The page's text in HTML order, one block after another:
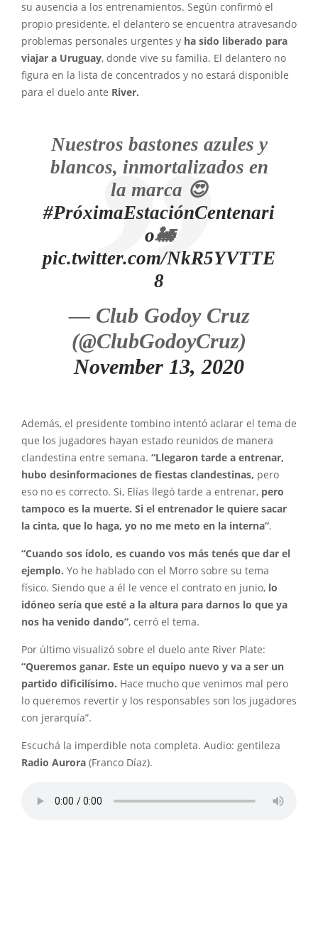
su ausencia a los entrenamientos. Según confirmó el
propio presidente, el delantero se encuentra atravesando
problemas personales urgentes y ha sido liberado para
viajar a Uruguay, donde vive su familia. El delantero no
figura en la lista de concentrados y no estará disponible
para el duelo ante River.
Nuestros bastones azules y
blancos, inmortalizados en
la marca 😍
#PróximaEstaciónCentenari
o🚂
pic.twitter.com/NkR5YVTTE
8
— Club Godoy Cruz
(@ClubGodoyCruz)
November 13, 2020
Además, el presidente tombino intentó aclarar el tema de
que los jugadores hayan estado reunidos de manera
clandestina entre semana. “Llegaron tarde a entrenar,
hubo desinformaciones de fiestas clandestinas, pero
eso no es correcto. Si, Elías llegó tarde a entrenar, pero
tampoco es la muerte. Si el entrenador le quiere sacar
la cinta, que lo haga, yo no me meto en la interna”.
“Cuando sos ídolo, es cuando vos más tenés que dar el
ejemplo. Yo he hablado con el Morro sobre su tema
físico. Siendo que a él le vence el contrato en junio, lo
idóneo sería que esté a la altura para darnos lo que ya
nos ha venido dando”, cerró el tema.
Por último visualizó sobre el duelo ante River Plate:
“Queremos ganar. Este un equipo nuevo y va a ser un
partido dificilísimo. Hace mucho que venimos mal pero
lo queremos revertir y los responsables son los jugadores
con jerarquía”.
Escuchá la imperdible nota completa. Audio: gentileza
Radio Aurora (Franco Díaz).